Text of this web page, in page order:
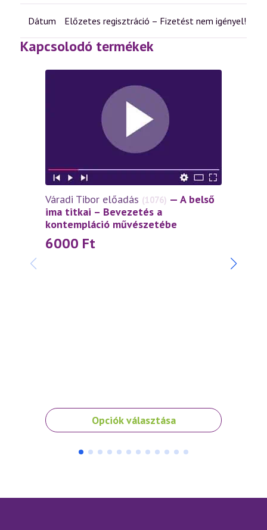
Dátum Előzetes regisztráció – Fizetést nem igényel!
Kapcsolodó termékek
Váradi Tibor előadás (1076) — A belső
ima titkai – Bevezetés a
kontempláció művészetébe
6000 Ft
Opciók választása
Ennek
a
A